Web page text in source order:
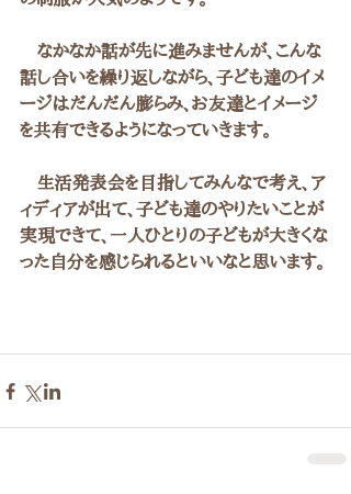
なかなか話が先に進みませんが、こんな
話し合いを繰り返しながら、子ども達のイメ
ージはだんだん膨らみ、お友達とイメージ
を共有できるようになっていきます。
生活発表会を目指してみんなで考え、ア
ィディアが出て、子ども達のやりたいことが
実現できて、一人ひとりの子どもが大きくな
った自分を感じられるといいなと思います。